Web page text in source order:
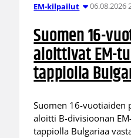
EM-kilpailut 06.08.2026
Suomen 16-
aloittivat EM-
tappiolla
Suomen 16-vuotiaiden
aloitti B-divisioonan
tappiolla Bulgariaa